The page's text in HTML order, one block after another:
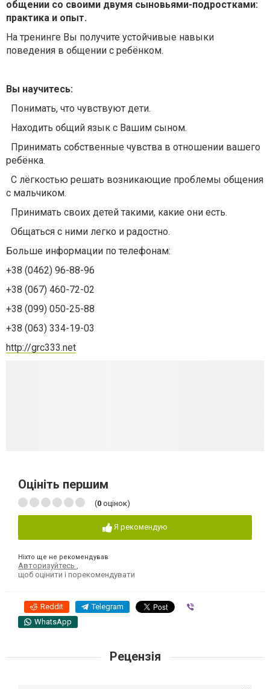
общении со своими двумя сыновьями-подростками:
практика и опыт.
На тренинге Вы получите устойчивые навыки
поведения в общении с ребёнком.
Вы научитесь:
Понимать, что чувствуют дети.
Находить общий язык с Вашим сыном.
Принимать собственные чувства в отношении вашего
ребёнка.
С лёгкостью решать возникающие проблемы общения
с мальчиком.
Принимать своих детей такими, какие они есть.
Общаться с ними легко и радостно.
Больше информации по телефонам:
+38 (0462) 96-88-96
+38 (067) 460-72-02
+38 (099) 050-25-88
+38 (063) 334-19-03
http://grc333.net
Оцініть першим
(0 оцінок)
Я рекомендую
Ніхто ще не рекомендував
Авторизуйтесь
щоб оцінити і порекомендувати
Reddit Telegram
WhatsApp
Рецензія